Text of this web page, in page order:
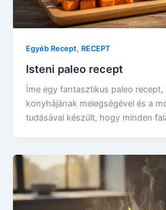
Egyéb Recept, RECEPT
Isteni paleo recept
Íme egy fantasztikus paleo recept,
konyhájának melegségével és a
tudásával készült, hogy minden